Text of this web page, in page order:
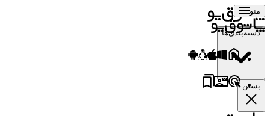
منو
دسته‌بندی‌ها
بستن